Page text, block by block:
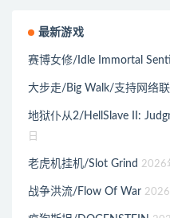
最新游戏
赛博女修/Idle Immortal
大步走/Big Walk/支持网络
地狱仆从2/HellSlave II:
日
老虎机挂机/Slot Grind 2026
战争洪流/Flow Of War